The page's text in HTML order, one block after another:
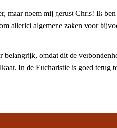
maar noem mij gerust Chris! Ik ben
allerlei algemene zaken voor
belangrijk, omdat dit de
In de Eucharistie is goed terug